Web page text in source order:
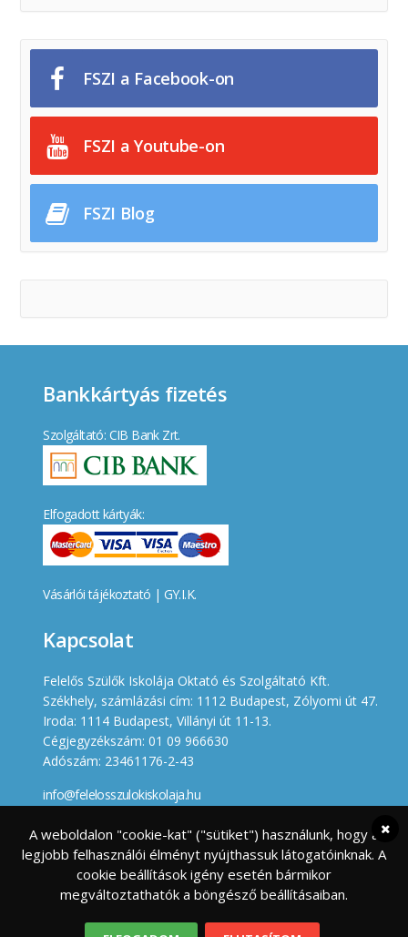
FSZI a Facebook-on
FSZI a Youtube-on
FSZI Blog
Bankkártyás fizetés
Szolgáltató: CIB Bank Zrt.
Elfogadott kártyák:
Vásárlói tájékoztató | GY.I.K.
Kapcsolat
Felelős Szülők Iskolája Oktató és Szolgáltató Kft.
Székhely, számlázási cím: 1112 Budapest, Zólyomi út 47.
Iroda: 1114 Budapest, Villányi út 11-13.
Cégjegyzékszám: 01 09 966630
Adószám: 23461176-2-43
info@felelosszulokiskolaja.hu
A weboldalon "cookie-kat" ("sütiket") használunk, hogy a
legjobb felhasználói élményt nyújthassuk látogatóinknak. A
cookie beállítások igény esetén bármikor
megváltoztathatók a böngésző beállításaiban.